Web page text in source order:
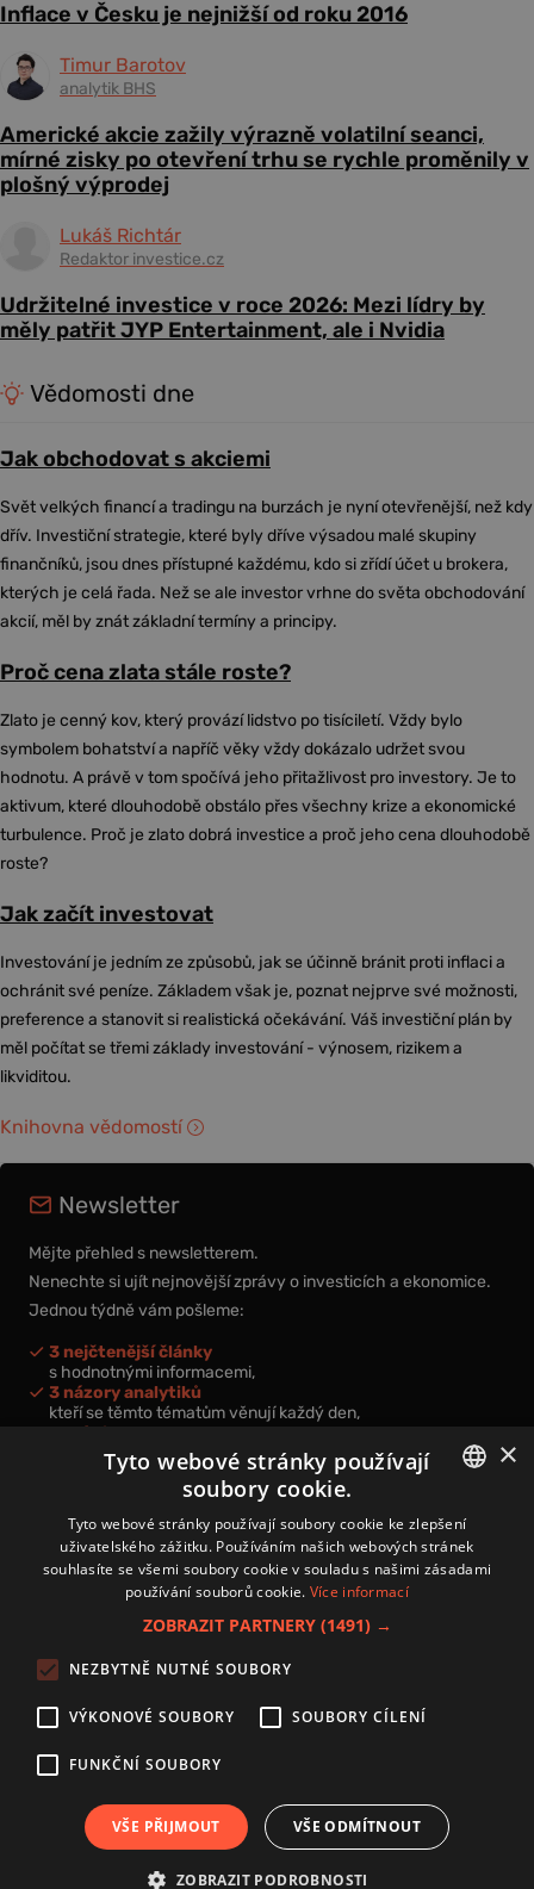
Inflace v Česku je nejnižší od roku 2016
Timur Barotov
analytik BHS
Americké akcie zažily výrazně volatilní seanci,
mírné zisky po otevření trhu se rychle proměnily v
plošný výprodej
Lukáš Richtár
Redaktor investice.cz
Udržitelné investice v roce 2026: Mezi lídry by
měly patřit JYP Entertainment, ale i Nvidia
Vědomosti dne
Jak obchodovat s akciemi
Svět velkých financí a tradingu na burzách je nyní otevřenější, než kdy
dřív. Investiční strategie, které byly dříve výsadou malé skupiny
finančníků, jsou dnes přístupné každému, kdo si zřídí účet u brokera,
kterých je celá řada. Než se ale investor vrhne do světa obchodování
akcií, měl by znát základní termíny a principy.
Proč cena zlata stále roste?
Zlato je cenný kov, který provází lidstvo po tisíciletí. Vždy bylo
symbolem bohatství a napříč věky vždy dokázalo udržet svou
hodnotu. A právě v tom spočívá jeho přitažlivost pro investory. Je to
aktivum, které dlouhodobě obstálo přes všechny krize a ekonomické
turbulence. Proč je zlato dobrá investice a proč jeho cena dlouhodobě
roste?
Jak začít investovat
Investování je jedním ze způsobů, jak se účinně bránit proti inflaci a
ochránit své peníze. Základem však je, poznat nejprve své možnosti,
preference a stanovit si realistická očekávání. Váš investiční plán by
měl počítat se třemi základy investování - výnosem, rizikem a
likviditou.
Knihovna vědomostí
Newsletter
Mějte přehled s newsletterem.
Nenechte si ujít nejnovější zprávy o investicích a ekonomice.
Jednou týdně vám pošleme:
3 nejčtenější články
s hodnotnými informacemi,
3 názory analytiků
kteří se těmto tématům věnují každý den,
nová videa a podcasty
k prohloubení vašich znalostí.
Přihlášením k newsletteru vyjadřujete svůj souhlas spodmínkami
zpracování osobních údajů.
Zásady používání souborů cookies
Autoři
Nastavení cookies
CZECH
×
Tyto webové stránky používají
soubory cookie.
Tyto webové stránky používají soubory cookie ke zlepšení
uživatelského zážitku. Používáním našich webových stránek
souhlasíte se všemi soubory cookie v souladu s našimi zásadami
používání souborů cookie. Více informací
ZOBRAZIT PARTNERY (1491) →
NEZBYTNĚ NUTNÉ SOUBORY
VÝKONOVÉ SOUBORY SOUBORY CÍLENÍ
FUNKČNÍ SOUBORY
VŠE PŘIJMOUT VŠE ODMÍTNOUT
ZOBRAZIT PODROBNOSTI